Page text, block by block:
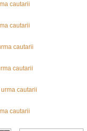
cautarii
cautarii
cautarii
cautarii
cautarii
cautarii